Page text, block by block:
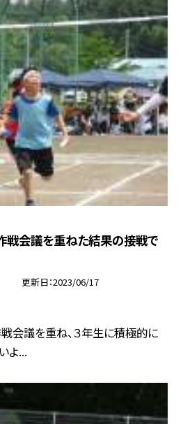
戦会議を重ねた結果の接戦で
更新日 2023/06/17
会議を重ね、３年生に積極的に
よ...